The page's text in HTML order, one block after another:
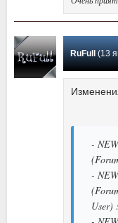
RuFull(13
-
-
User)